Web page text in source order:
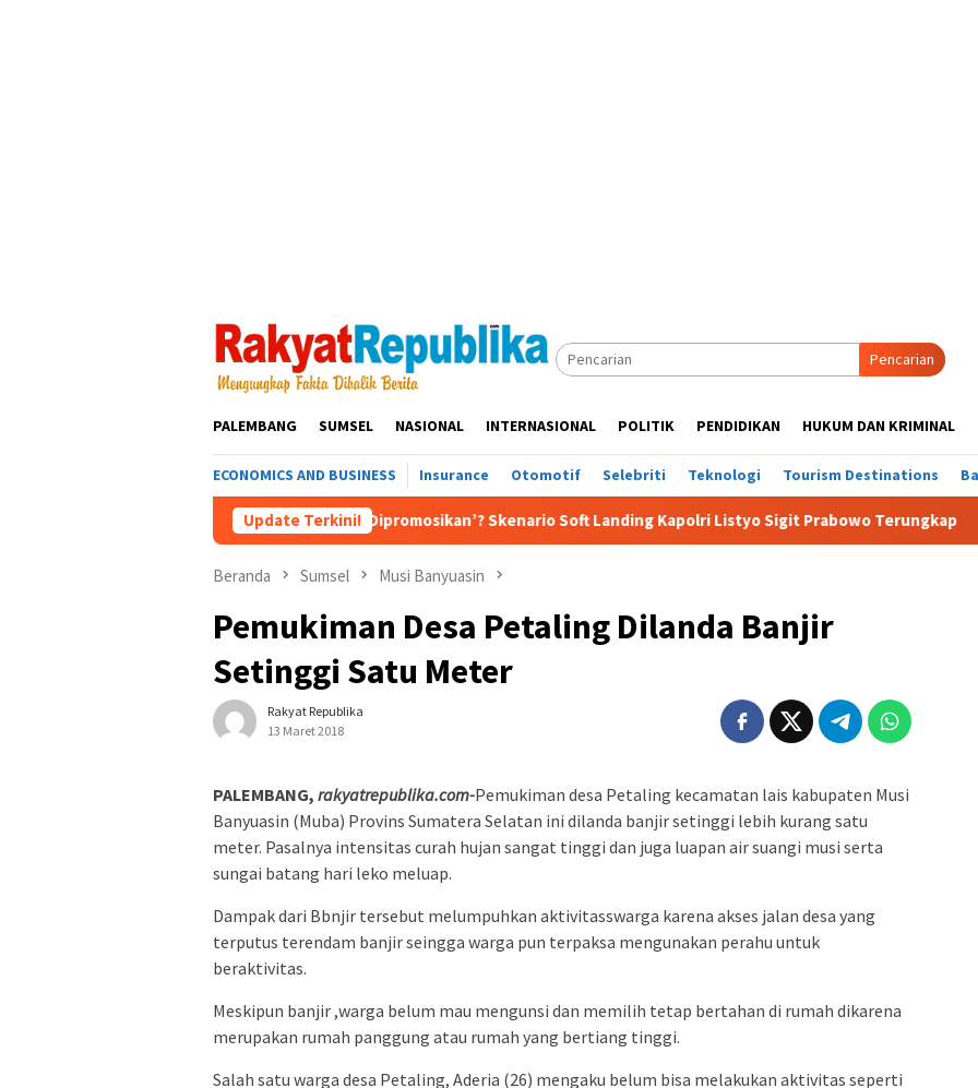
Pencarian
PALEMBANG SUMSEL NASIONAL INTERNASIONAL POLITIK PENDIDIKAN HUKUM DAN KRIMINAL
ECONOMICS AND BUSINESS Insurance Otomotif Selebriti Teknologi Tourism Destinations
Update Terkini!
Bukan Dipecat, Tetapi ‘Dipromosikan’? Skenario Soft Landing Kapolri Listyo Sigit Prabowo Terungkap Sudah
Beranda Sumsel Musi Banyuasin
Pemukiman Desa Petaling Dilanda Banjir
Setinggi Satu Meter
Rakyat Republika
13 Maret 2018
PALEMBANG, rakyatrepublika.com-Pemukiman desa Petaling kecamatan lais kabupaten Musi
Banyuasin (Muba) Provins Sumatera Selatan ini dilanda banjir setinggi lebih kurang satu
meter. Pasalnya intensitas curah hujan sangat tinggi dan juga luapan air suangi musi serta
sungai batang hari leko meluap.
Dampak dari Bbnjir tersebut melumpuhkan aktivitasswarga karena akses jalan desa yang
terputus terendam banjir seingga warga pun terpaksa mengunakan perahu untuk
beraktivitas.
Meskipun banjir ,warga belum mau mengunsi dan memilih tetap bertahan di rumah dikarena
merupakan rumah panggung atau rumah yang bertiang tinggi.
Salah satu warga desa Petaling, Aderia (26) mengaku belum bisa melakukan aktivitas seperti